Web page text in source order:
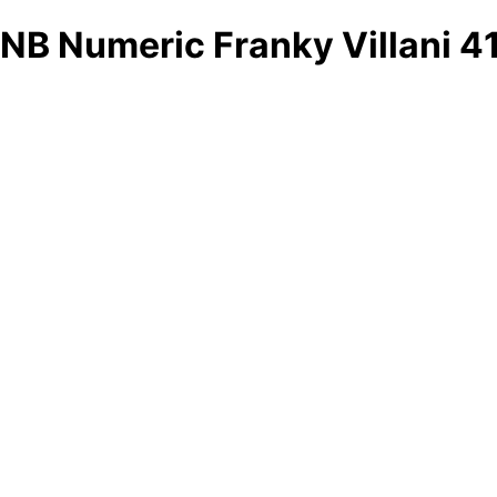
NB Numeric Franky Villani